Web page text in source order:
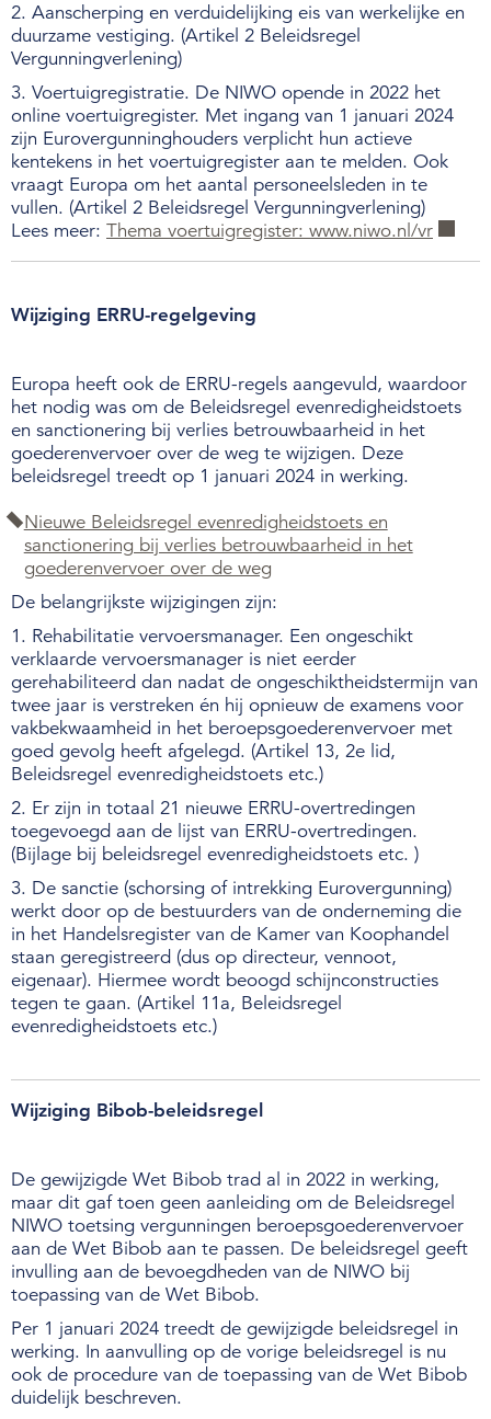
2. Aanscherping en verduidelijking eis van werkelijke en
duurzame vestiging. (Artikel 2 Beleidsregel
Vergunningverlening)
3. Voertuigregistratie. De NIWO opende in 2022 het
online voertuigregister. Met ingang van 1 januari 2024
zijn Eurovergunninghouders verplicht hun actieve
kentekens in het voertuigregister aan te melden. Ook
vraagt Europa om het aantal personeelsleden in te
vullen. (Artikel 2 Beleidsregel Vergunningverlening)
Lees meer: Thema voertuigregister: www.niwo.nl/vr
Wijziging ERRU-regelgeving
Europa heeft ook de ERRU-regels aangevuld, waardoor
het nodig was om de Beleidsregel evenredigheidstoets
en sanctionering bij verlies betrouwbaarheid in het
goederenvervoer over de weg te wijzigen. Deze
beleidsregel treedt op 1 januari 2024 in werking.
Nieuwe Beleidsregel evenredigheidstoets en
sanctionering bij verlies betrouwbaarheid in het
goederenvervoer over de weg
De belangrijkste wijzigingen zijn:
1. Rehabilitatie vervoersmanager. Een ongeschikt
verklaarde vervoersmanager is niet eerder
gerehabiliteerd dan nadat de ongeschiktheidstermijn van
twee jaar is verstreken én hij opnieuw de examens voor
vakbekwaamheid in het beroepsgoederenvervoer met
goed gevolg heeft afgelegd. (Artikel 13, 2e lid,
Beleidsregel evenredigheidstoets etc.)
2. Er zijn in totaal 21 nieuwe ERRU-overtredingen
toegevoegd aan de lijst van ERRU-overtredingen.
(Bijlage bij beleidsregel evenredigheidstoets etc. )
3. De sanctie (schorsing of intrekking Eurovergunning)
werkt door op de bestuurders van de onderneming die
in het Handelsregister van de Kamer van Koophandel
staan geregistreerd (dus op directeur, vennoot,
eigenaar). Hiermee wordt beoogd schijnconstructies
tegen te gaan. (Artikel 11a, Beleidsregel
evenredigheidstoets etc.)
Wijziging Bibob-beleidsregel
De gewijzigde Wet Bibob trad al in 2022 in werking,
maar dit gaf toen geen aanleiding om de Beleidsregel
NIWO toetsing vergunningen beroepsgoederenvervoer
aan de Wet Bibob aan te passen. De beleidsregel geeft
invulling aan de bevoegdheden van de NIWO bij
toepassing van de Wet Bibob.
Per 1 januari 2024 treedt de gewijzigde beleidsregel in
werking. In aanvulling op de vorige beleidsregel is nu
ook de procedure van de toepassing van de Wet Bibob
duidelijk beschreven.